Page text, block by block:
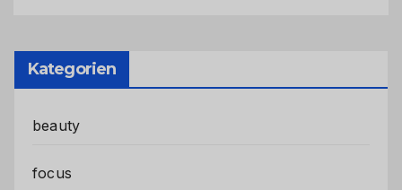
Kategorien
beauty
focus